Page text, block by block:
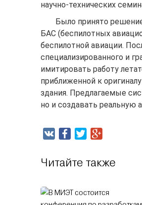
научно-технических
Было принято
БАС (беспилотных
беспилотной авиации.
специализированного и
имитировать работу
приближенной к
здания. Предлагаемые
но и создавать реальную
Читайте также